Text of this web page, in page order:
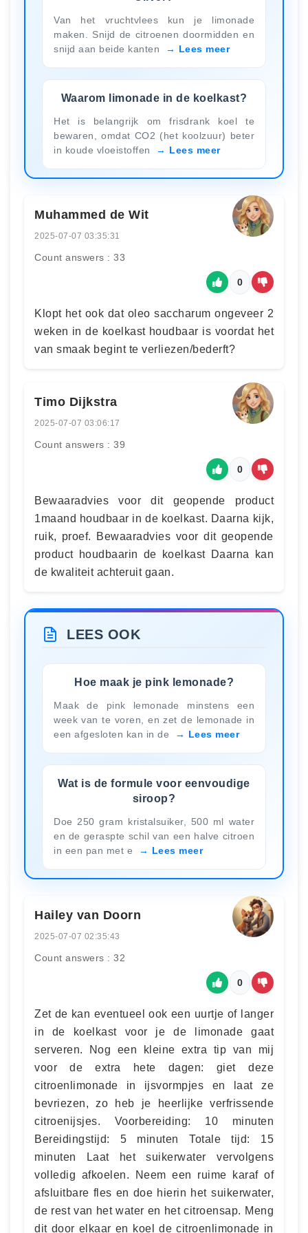
Van het vruchtvlees kun je limonade
maken. Snijd de citroenen doormidden en
snijd aan beide kanten
Lees meer
Waarom limonade in de koelkast?
Het is belangrijk om frisdrank koel te
bewaren, omdat CO2 (het koolzuur) beter
in koude vloeistoffen
Lees meer
Muhammed de Wit
2025-07-07 03:35:31
Count answers : 33
0
Klopt het ook dat oleo saccharum ongeveer 2
weken in de koelkast houdbaar is voordat het
van smaak begint te verliezen/bederft?
Timo Dijkstra
2025-07-07 03:06:17
Count answers : 39
0
Bewaaradvies voor dit geopende product
1maand houdbaar in de koelkast. Daarna kijk,
ruik, proef. Bewaaradvies voor dit geopende
product houdbaarin de koelkast Daarna kan
de kwaliteit achteruit gaan.
LEES OOK
Hoe maak je pink lemonade?
Maak de pink lemonade minstens een
week van te voren, en zet de lemonade in
een afgesloten kan in de
Lees meer
Wat is de formule voor eenvoudige
siroop?
Doe 250 gram kristalsuiker, 500 ml water
en de geraspte schil van een halve citroen
in een pan met e
Lees meer
Hailey van Doorn
2025-07-07 02:35:43
Count answers : 32
0
Zet de kan eventueel ook een uurtje of langer
in de koelkast voor je de limonade gaat
serveren. Nog een kleine extra tip van mij
voor de extra hete dagen: giet deze
citroenlimonade in ijsvormpjes en laat ze
bevriezen, zo heb je heerlijke verfrissende
citroenijsjes. Voorbereiding: 10 minuten
Bereidingstijd: 5 minuten Totale tijd: 15
minuten Laat het suikerwater vervolgens
volledig afkoelen. Neem een ruime karaf of
afsluitbare fles en doe hierin het suikerwater,
de rest van het water en het citroensap. Meng
dit door elkaar en koel de citroenlimonade in